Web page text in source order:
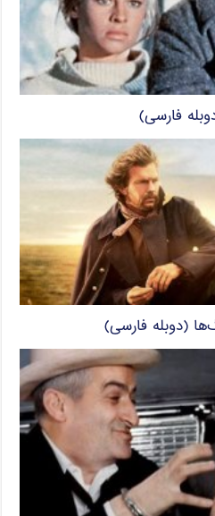
فارسی)
(دوبله فارسی)